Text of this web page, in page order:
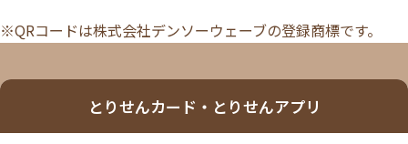
※QRコードは株式会社デンソーウェーブの登録商標です。
とりせんカード・とりせんアプリ